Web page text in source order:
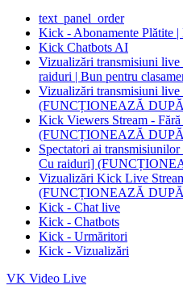
text_panel_order
Kick - Abonamente Plătite
Kick Chatbots AI
Vizualizări transmisiuni
raiduri | Bun pentru
Vizualizări transmisiuni
(FUNCȚIONEAZĂ
Kick Viewers Stream -
(FUNCȚIONEAZĂ
Spectatori ai
Cu raiduri]
Vizualizări Kick Live
(FUNCȚIONEAZĂ
Kick - Chat live
Kick - Chatbots
Kick - Urmăritori
Kick - Vizualizări
VK Video Live